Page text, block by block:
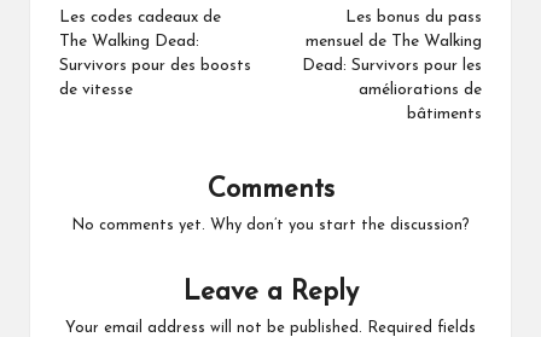
navigation
Les codes cadeaux de
The Walking Dead:
Survivors pour des boosts
de vitesse
Les bonus du pass
mensuel de The Walking
Dead: Survivors pour les
améliorations de
bâtiments
Comments
No comments yet. Why don’t you start the discussion?
Leave a Reply
Your email address will not be published.
Required fields